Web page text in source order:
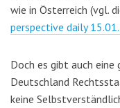
wie in Österreich (vgl.
perspective daily
Doch es gibt auch
Deutschland
keine